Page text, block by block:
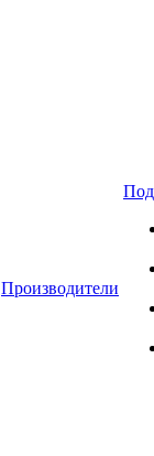
Производители